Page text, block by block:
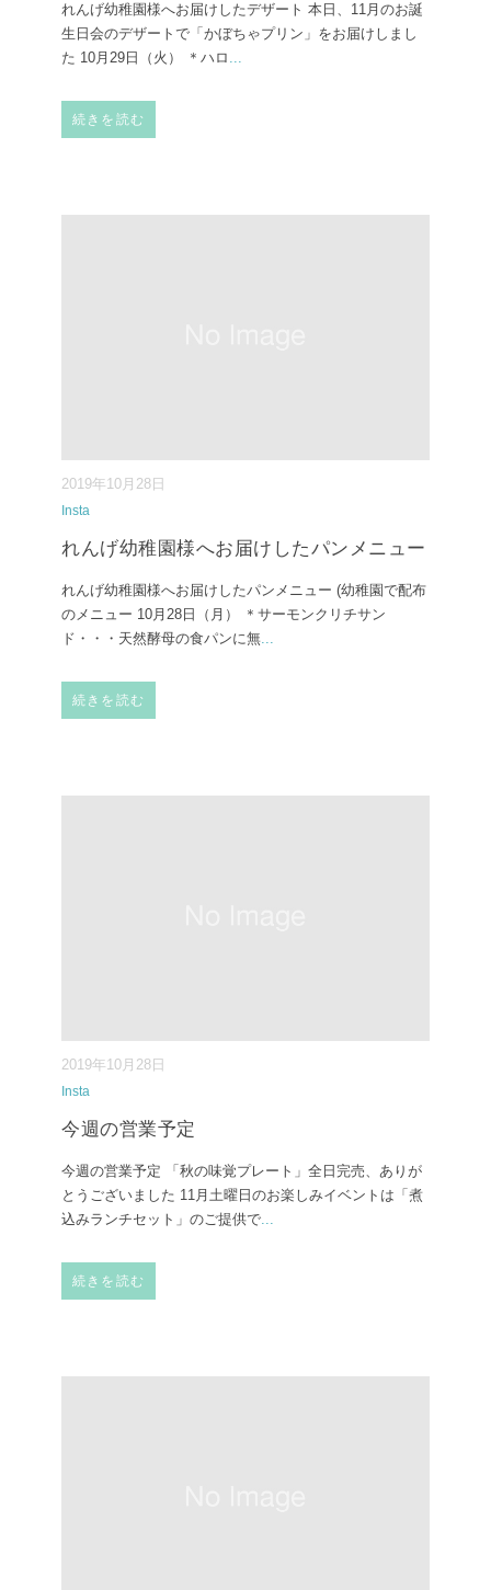
れんげ幼稚園様へお届けしたデザート 本日、11月のお誕
生日会のデザートで「かぼちゃプリン」をお届けしまし
た 10月29日（火） ＊ハロ ...
続きを読む
2019年10月28日
Insta
れんげ幼稚園様へお届けしたパンメニュー
れんげ幼稚園様へお届けしたパンメニュー (幼稚園で配布
のメニュー 10月28日（月） ＊サーモンクリチサン
ド・・・天然酵母の食パンに無...
続きを読む
2019年10月28日
Insta
今週の営業予定
今週の営業予定 「秋の味覚プレート」全日完売、ありが
とうございました 11月土曜日のお楽しみイベントは「煮
込みランチセット」のご提供で...
続きを読む